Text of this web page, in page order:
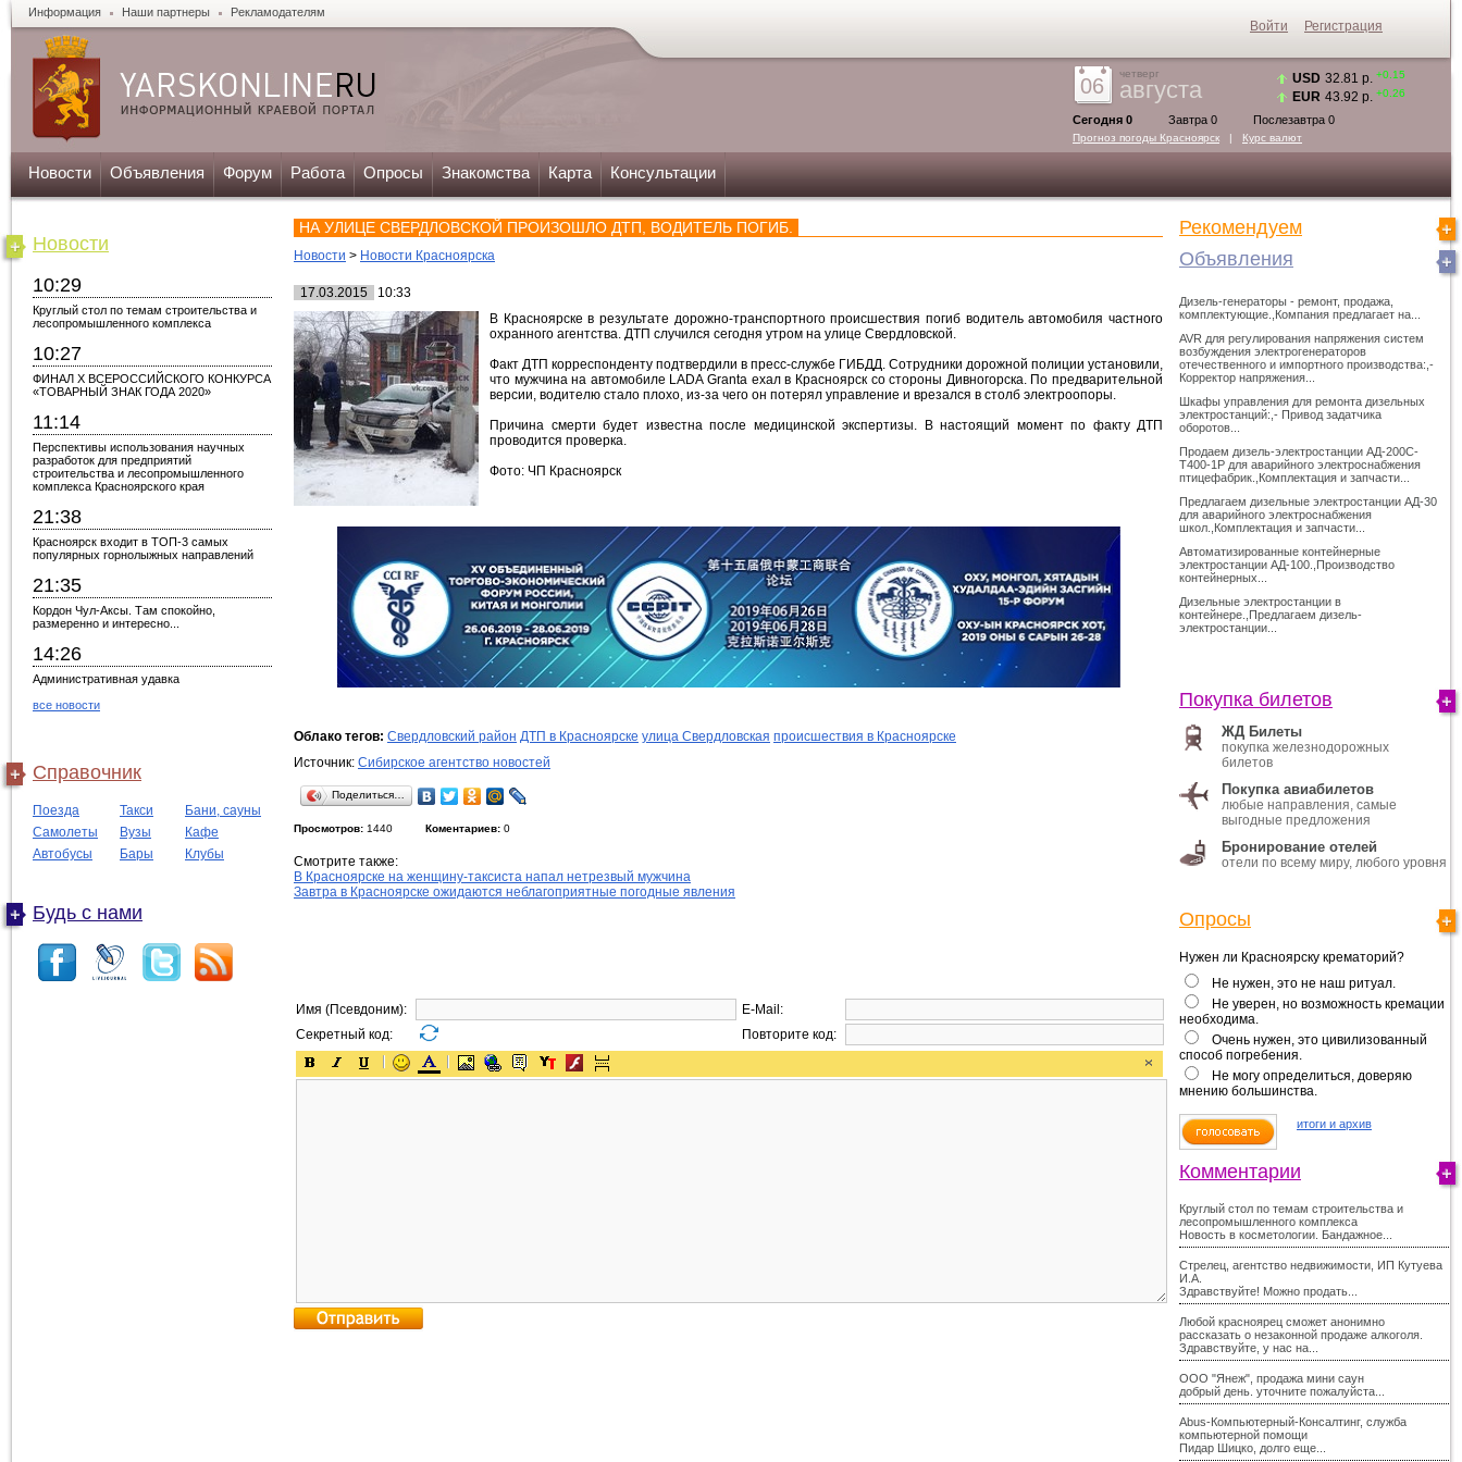
Информация Наши партнеры Рекламодателям
06
четверг
августа
Сегодня 0 Завтра 0 Послезавтра 0
Прогноз погоды Красноярск | Курс валют
USD 32.81 р. +0.15
EUR 43.92 р. +0.26
Новости Объявления Форум Работа Опросы Знакомства Карта Консультации
Новости
10:29
Круглый стол по темам строительства и
лесопромышленного комплекса
10:27
ФИНАЛ X ВСЕРОССИЙСКОГО КОНКУРСА
«ТОВАРНЫЙ ЗНАК ГОДА 2020»
11:14
Перспективы использования научных
разработок для предприятий
строительства и лесопромышленного
комплекса Красноярского края
21:38
Красноярск входит в ТОП-3 самых
популярных горнолыжных направлений
21:35
Кордон Чул-Аксы. Там спокойно,
размеренно и интересно...
14:26
Административная удавка
все новости
Справочник
Поезда Такси
Бани, сауны
Самолеты
Вузы
Кафе
Автобусы
Бары Клубы
Будь с нами
НА УЛИЦЕ СВЕРДЛОВСКОЙ ПРОИЗОШЛО ДТП, ВОДИТЕЛЬ ПОГИБ.
Новости > Новости Красноярска
17.03.2015
10:33
В Красноярске в результате дорожно-транспортного происшествия погиб водитель автомобиля частного
охранного агентства. ДТП случился сегодня утром на улице Свердловской.
Факт ДТП корреспонденту подтвердили в пресс-службе ГИБДД. Сотрудники дорожной полиции установили,
что мужчина на автомобиле LADA Granta ехал в Красноярск со стороны Дивногорска. По предварительной
версии, водителю стало плохо, из-за чего он потерял управление и врезался в столб электроопоры.
Причина смерти будет известна после медицинской экспертизы. В настоящий момент по факту ДТП
проводится проверка.
Фото: ЧП Красноярск
Облако тегов: Свердловский район ДТП в Красноярске улица Свердловская происшествия в Красноярске
Источник: Сибирское агентство новостей
Поделиться…
Просмотров: 1440 Коментариев: 0
Смотрите также:
В Красноярске на женщину-таксиста напал нетрезвый мужчина
Завтра в Красноярске ожидаются неблагоприятные погодные явления
Имя (Псевдоним):
E-Mail:
Секретный код:
Повторите код:
Рекомендуем
Объявления
Дизель-генераторы - ремонт, продажа,
комплектующие.,Компания предлагает на...
AVR для регулирования напряжения систем
возбуждения электрогенераторов
отечественного и импортного производства:,-
Корректор напряжения...
Шкафы управления для ремонта дизельных
электростанций:,- Привод задатчика
оборотов...
Продаем дизель-электростанции АД-200С-
Т400-1Р для аварийного электроснабжения
птицефабрик.,Комплектация и запчасти...
Предлагаем дизельные электростанции АД-30
для аварийного электроснабжения
школ.,Комплектация и запчасти...
Автоматизированные контейнерные
электростанции АД-100.,Производство
контейнерных...
Дизельные электростанции в
контейнере.,Предлагаем дизель-
электростанции...
Покупка билетов
ЖД Билеты
покупка железнодорожных
билетов
Покупка авиабилетов
любые направления, самые
выгодные предложения
Бронирование отелей
отели по всему миру, любого уровня
Опросы
Нужен ли Красноярску крематорий?
Не нужен, это не наш ритуал.
Не уверен, но возможность кремации
необходима.
Очень нужен, это цивилизованный
способ погребения.
Не могу определиться, доверяю
мнению большинства.
итоги и архив
Комментарии
Круглый стол по темам строительства и
лесопромышленного комплекса
Новость в косметологии. Бандажное...
Стрелец, агентство недвижимости, ИП Кутуева
И.А.
Здравствуйте! Можно продать...
Любой красноярец сможет анонимно
рассказать о незаконной продаже алкоголя.
Здравствуйте, у нас на...
ООО "Янеж", продажа мини саун
добрый день. уточните пожалуйста...
Abus-Компьютерный-Консалтинг, служба
компьютерной помощи
Пидар Шицко, долго еще...
Войти Регистрация